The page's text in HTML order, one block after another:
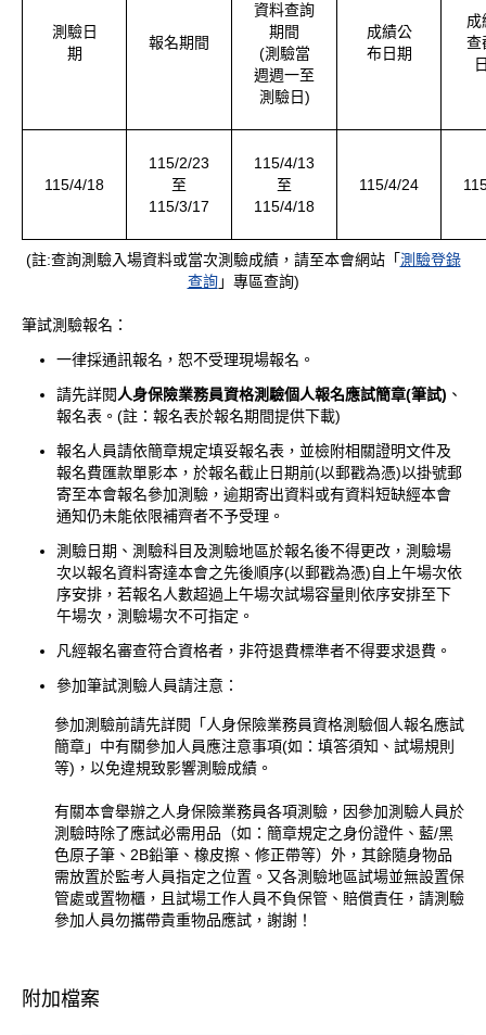
測驗日
期
報名期間
資料查詢
期間
(測驗當
週週一至
測驗日)
成績公
布日期
成
查
115/4/18
115/2/23
至
115/3/17
115/4/13
至
115/4/18
115/4/24
(註:查詢測驗入場資料或當次測驗成績，請至本會網站「測驗登錄
查詢」專區查詢)
筆試測驗報名：
一律採通訊報名，恕不受理現場報名。
請先詳閱 人身保險業務員資格測驗個人報名應試簡章(筆試) 、
報名表。(註：報名表於報名期間提供下載)
報名人員請依簡章規定填妥報名表，並檢附相關證明文件及
報名費匯款單影本，於報名截止日期前(以郵戳為憑)以掛號郵
寄至本會報名參加測驗，逾期寄出資料或有資料短缺經本會
通知仍未能依限補齊者不予受理。
測驗日期、測驗科目及測驗地區於報名後不得更改，測驗場
次以報名資料寄達本會之先後順序(以郵戳為憑)自上午場次依
序安排，若報名人數超過上午場次試場容量則依序安排至下
午場次，測驗場次不可指定。
凡經報名審查符合資格者，非符退費標準者不得要求退費。
參加筆試測驗人員請注意：
參加測驗前請先詳閱「人身保險業務員資格測驗個人報名應試
簡章」中有關參加人員應注意事項(如：填答須知、試場規則
等)，以免違規致影響測驗成績。
有關本會舉辦之人身保險業務員各項測驗，因參加測驗人員於
測驗時除了應試必需用品（如：簡章規定之身份證件、藍/黑
色原子筆、2B鉛筆、橡皮擦、修正帶等）外，其餘隨身物品
需放置於監考人員指定之位置。又各測驗地區試場並無設置保
管處或置物櫃，且試場工作人員不負保管、賠償責任，請測驗
參加人員勿攜帶貴重物品應試，謝謝！
附加檔案